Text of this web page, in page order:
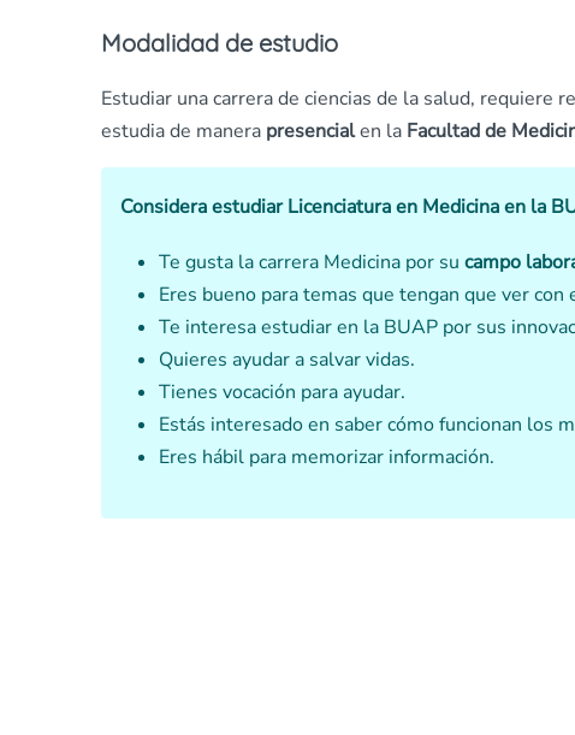
Modalidad de estudio
Estudiar una carrera de ciencias de la salud, requiere
estudia de manera presencialen la Facultad de
Considera estudiar Licenciatura en Medicina en la
Te gusta la carrera Medicina por su campo
Eres bueno para temas que tengan que ver con
Te interesa estudiar en la BUAP por sus
Quieres ayudar a salvar vidas.
Tienes vocación para ayudar.
Estás interesado en saber cómo funcionan los
Eres hábil para memorizar información.